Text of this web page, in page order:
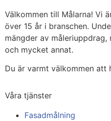
Välkommen till Målarna! Vi
över 15 år i branschen.
mängder av
och mycket annat.
Du är varmt välkommen
Våra tjänster
Fasadmålning